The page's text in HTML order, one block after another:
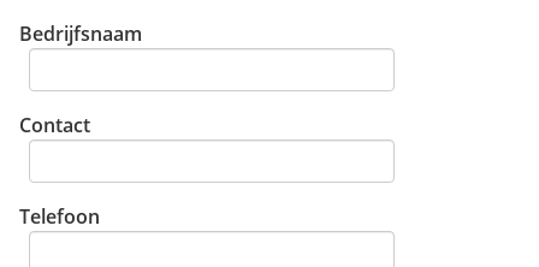
Bedrijfsnaam
Contact
Telefoon